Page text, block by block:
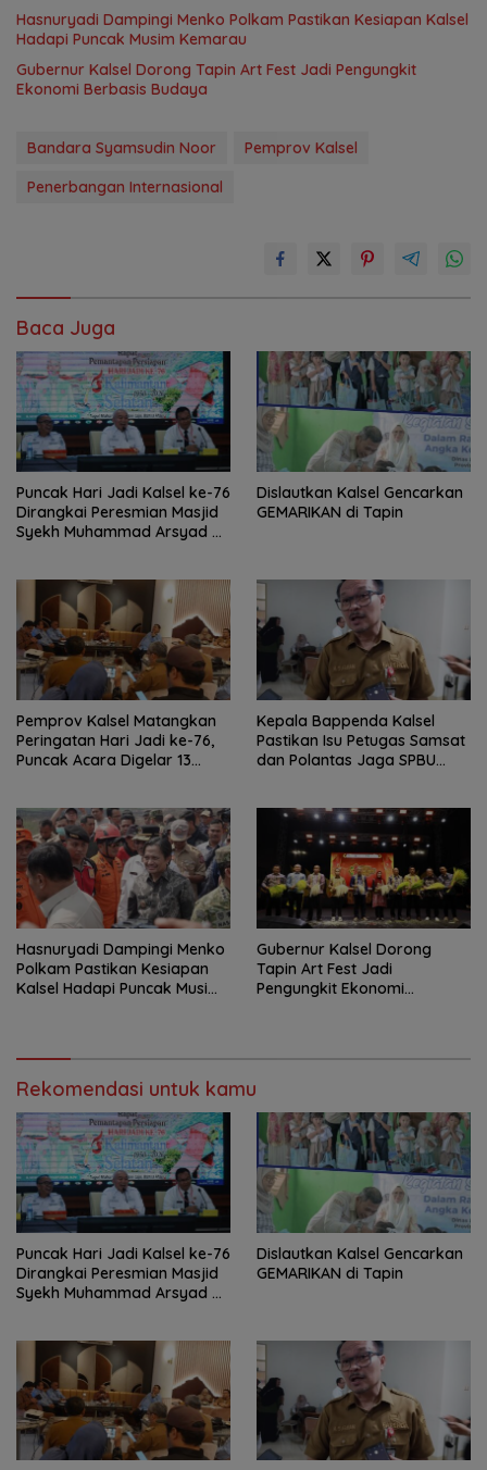
Hasnuryadi Dampingi Menko Polkam Pastikan Kesiapan Kalsel
Hadapi Puncak Musim Kemarau
Gubernur Kalsel Dorong Tapin Art Fest Jadi Pengungkit
Ekonomi Berbasis Budaya
Bandara Syamsudin Noor
Pemprov Kalsel
Penerbangan Internasional
Baca Juga
Puncak Hari Jadi Kalsel ke-76
Dirangkai Peresmian Masjid
Syekh Muhammad Arsyad Al
Dislautkan Kalsel Gencarkan
GEMARIKAN di Tapin
Pemprov Kalsel Matangkan
Peringatan Hari Jadi ke-76,
Puncak Acara Digelar 13
Kepala Bappenda Kalsel
Pastikan Isu Petugas Samsat
dan Polantas Jaga SPBU
Hasnuryadi Dampingi Menko
Polkam Pastikan Kesiapan
Kalsel Hadapi Puncak Musim
Gubernur Kalsel Dorong
Tapin Art Fest Jadi
Pengungkit Ekonomi
Rekomendasi untuk kamu
Puncak Hari Jadi Kalsel ke-76
Dirangkai Peresmian Masjid
Syekh Muhammad Arsyad Al
Dislautkan Kalsel Gencarkan
GEMARIKAN di Tapin